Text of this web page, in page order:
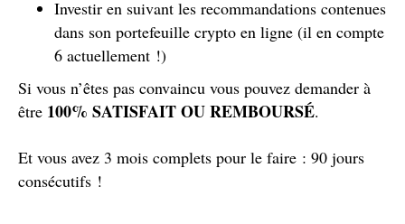
Investir en suivant les recommandations contenues
dans son portefeuille crypto en ligne (il en compte
6 actuellement !)
Si vous n’êtes pas convaincu vous pouvez demander à
être 100% SATISFAIT OU REMBOURSÉ.
Et vous avez 3 mois complets pour le faire : 90 jours
consécutifs !